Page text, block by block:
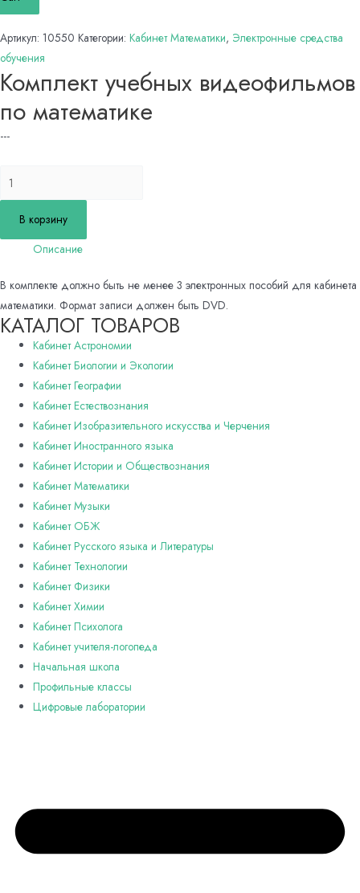
Артикул: 10550 Категории: Кабинет Математики, Электронные средства
обучения
Комплект учебных видеофильмов
по математике
---
Количество
Комплект
учебных
видеофильмов
математике
В корзину
Описание
В комплекте должно быть не менее 3 электронных пособий для кабинета
математики. Формат записи должен быть DVD.
КАТАЛОГ ТОВАРОВ
Кабинет Астрономии
Кабинет Биологии и Экологии
Кабинет Географии
Кабинет Естествознания
Кабинет Изобразительного искусства и Черчения
Кабинет Иностранного языка
Кабинет Истории и Обществознания
Кабинет Математики
Кабинет Музыки
Кабинет ОБЖ
Кабинет Русского языка и Литературы
Кабинет Технологии
Кабинет Физики
Кабинет Химии
Кабинет Психолога
Кабинет учителя-логопеда
Начальная школа
Профильные классы
Цифровые лаборатории